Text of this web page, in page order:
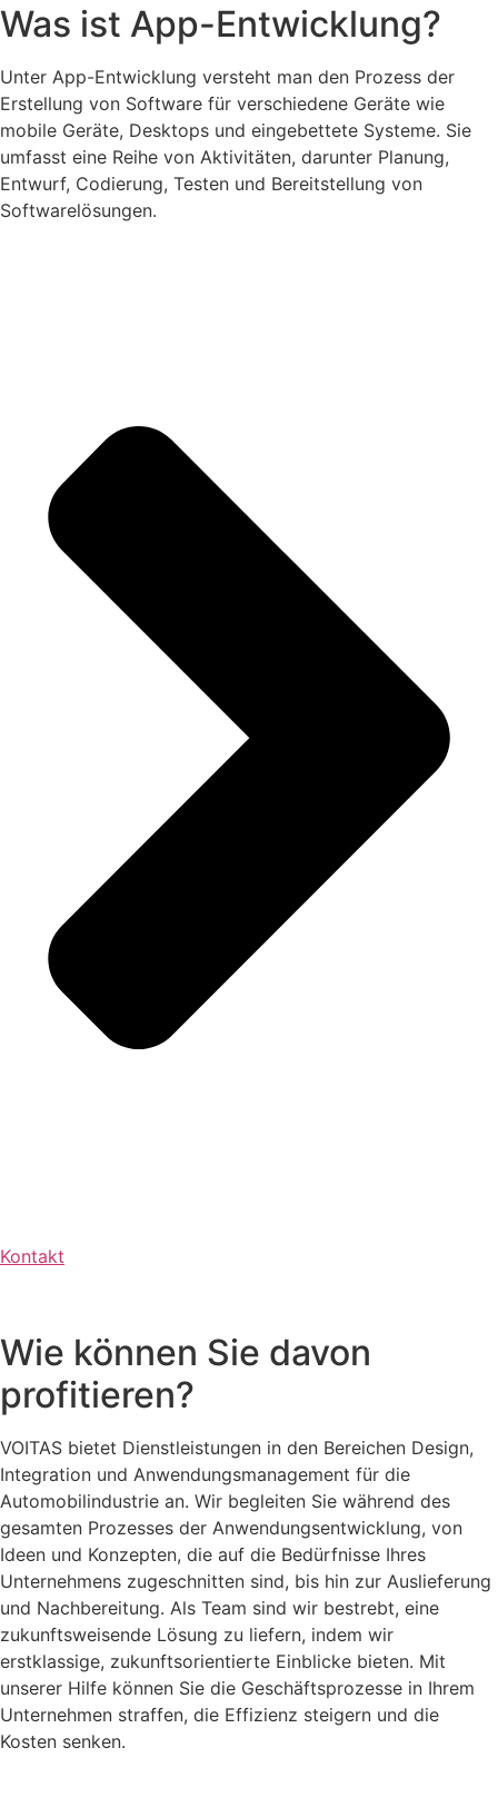
Was ist App-Entwicklung?
Unter App-Entwicklung versteht man den Prozess der
Erstellung von Software für verschiedene Geräte wie
mobile Geräte, Desktops und eingebettete Systeme. Sie
umfasst eine Reihe von Aktivitäten, darunter Planung,
Entwurf, Codierung, Testen und Bereitstellung von
Softwarelösungen.
Kontakt
Wie können Sie davon
profitieren?
VOITAS bietet Dienstleistungen in den Bereichen Design,
Integration und Anwendungsmanagement für die
Automobilindustrie an. Wir begleiten Sie während des
gesamten Prozesses der Anwendungsentwicklung, von
Ideen und Konzepten, die auf die Bedürfnisse Ihres
Unternehmens zugeschnitten sind, bis hin zur Auslieferung
und Nachbereitung. Als Team sind wir bestrebt, eine
zukunftsweisende Lösung zu liefern, indem wir
erstklassige, zukunftsorientierte Einblicke bieten. Mit
unserer Hilfe können Sie die Geschäftsprozesse in Ihrem
Unternehmen straffen, die Effizienz steigern und die
Kosten senken.